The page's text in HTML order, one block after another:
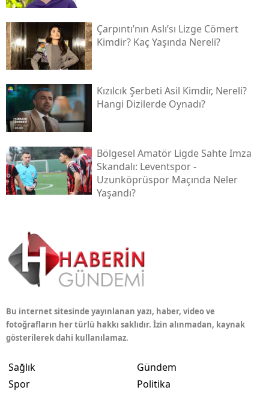
Çarpıntı’nın Aslı’sı Lizge Cömert
Kimdir? Kaç Yaşında Nereli?
Kızılcık Şerbeti Asil Kimdir, Nereli?
Hangi Dizilerde Oynadı?
Bölgesel Amatör Ligde Sahte Imza
Skandalı: Leventspor -
Uzunköprüspor Maçında Neler
Yaşandı?
Bu internet sitesinde yayınlanan yazı, haber, video ve
fotoğrafların her türlü hakkı saklıdır. İzin alınmadan, kaynak
gösterilerek dahi kullanılamaz.
Sağlık
Spor
Gündem
Politika